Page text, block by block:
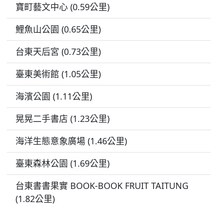
寶町藝文中心 (0.59公里)
鯉魚山公園 (0.65公里)
台東天后宮 (0.73公里)
臺東美術館 (1.05公里)
海濱公園 (1.11公里)
晃晃二手書店 (1.23公里)
海洋生態意象廣場 (1.46公里)
臺東森林公園 (1.69公里)
台東書書果實 BOOK-BOOK FRUIT TAITUNG
(1.82公里)